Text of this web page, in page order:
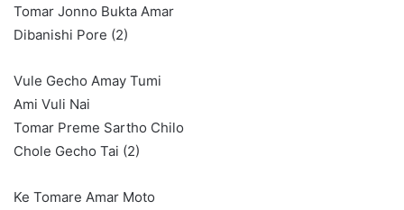
Tomar Jonno Bukta Amar
Dibanishi Pore (2)
Vule Gecho Amay Tumi
Ami Vuli Nai
Tomar Preme Sartho Chilo
Chole Gecho Tai (2)
Ke Tomare Amar Moto